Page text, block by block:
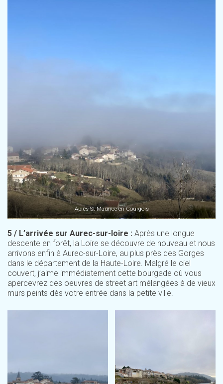
Après St-Maurice-en-Gourgois
5 / L’arrivée sur Aurec-sur-loire : Après une longue
descente en forêt, la Loire se découvre de nouveau et nous
arrivons enfin à Aurec-sur-Loire, au plus près des Gorges
dans le département de la Haute-Loire. Malgré le ciel
couvert, j’aime immédiatement cette bourgade où vous
apercevrez des oeuvres de street art mélangées à de vieux
murs peints dès votre entrée dans la petite ville.